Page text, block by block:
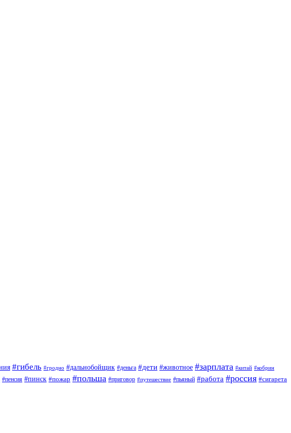
#гибель #гродно #дальнобойщик #деньга #дети #животное #зарплата #китай #кобрин
#пенсия #пинск #пожар #польша #приговор #путешествие #пьяный #работа #россия #сигарета